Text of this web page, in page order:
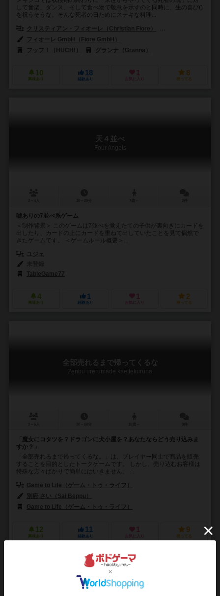
して音楽、ダンス、そして食べ物で敬意を示すのと同時に、生の喜び()
を祝うそうな。そんな死者の日ためにステキな料理...
クリスティアン・フィオーレ（Christian Fiore）
フィオーレ GmbH（Fiore GmbH）
フッフ！（HUCH!）
グランナ（Granna）
10
興味あり
18
経験あり
1
お気に入り
8
持ってる
天４並べ
Four Angels
嘘ありの7並べ系ゲーム
＜制作背景＞ このゲームは7並べを覚えたての子供が裏向きにカードを
出したり、カードの上にカードを重ねて出していたことを見て偶然で
きたゲームです。 ＜ゲームルール概要＞...
ユジェ
TableGame77
4
興味あり
1
経験あり
1
お気に入り
2
持ってる
全部売れるまで帰ってくるな
Zenbu urerumade kaettekuruna
「魔女にコタツを？ドラゴンに犬小屋を？あなたならどう売り込みま
すか？」
「全部売れるまで帰ってくるな。」は、プレイヤー同士で商品を販売
することを目的としたトークゲームです。 しかし、売り込むお客様は
特殊な方々ばかりで簡単にはいきません。 ...
Game to Life（ゲーム・トゥ・ライフ）
別府 さい（Sai Beppu）
Game to Life（ゲーム・トゥ・ライフ）
12
興味あり
11
経験あり
1
お気に入り
9
持ってる